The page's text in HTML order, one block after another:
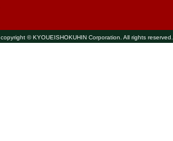
copyright © KYOUEISHOKUHIN Corporation. All rights reserved.